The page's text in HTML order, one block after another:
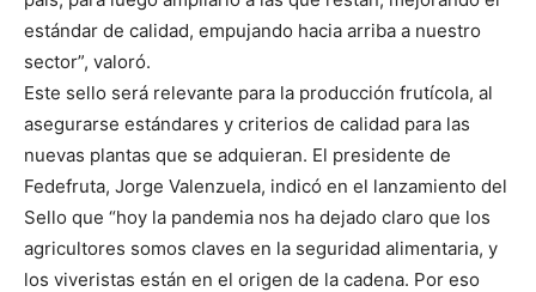
estándar de calidad, empujando hacia arriba a nuestro
sector”, valoró.
Este sello será relevante para la producción frutícola, al
asegurarse estándares y criterios de calidad para las
nuevas plantas que se adquieran. El presidente de
Fedefruta, Jorge Valenzuela, indicó en el lanzamiento del
Sello que “hoy la pandemia nos ha dejado claro que los
agricultores somos claves en la seguridad alimentaria, y
los viveristas están en el origen de la cadena. Por eso